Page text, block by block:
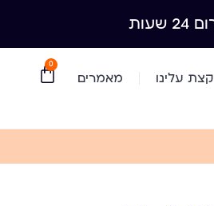
קצת עלינו מאמרים
0